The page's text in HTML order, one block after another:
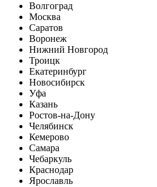
Волгоград
Москва
Саратов
Воронеж
Нижний Новгород
Троицк
Екатеринбург
Новосибирск
Уфа
Казань
Ростов-на-Дону
Челябинск
Кемерово
Самара
Чебаркуль
Краснодар
Ярославль